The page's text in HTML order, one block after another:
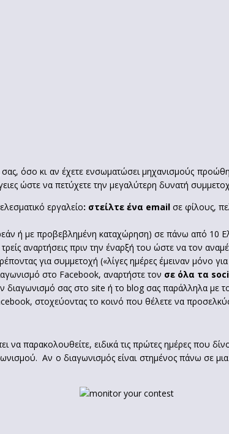
όσο κι αν έχετε ενσωματώσει μηχανισμούς
ώστε να πετύχετε την μεγαλύτερη δυνατή
εργαλείο: στείλτε ένα email σε φίλους,
ή με προβεβλημένη καταχώρηση) σε πάνω από 10
αναρτήσεις πριν την έναρξή του ώστε να τον
για συμμετοχή («λίγες ημέρες έμειναν μόνο
στο Facebook, αναρτήστε τον σε όλα τα
διαγωνισμό σας στο site ή το blog σας παράλληλα με
στοχεύοντας το κοινό που θέλετε να
να παρακολουθείτε, ειδικά τις πρώτες ημέρες που
Αν ο διαγωνισμός είναι στημένος πάνω σε